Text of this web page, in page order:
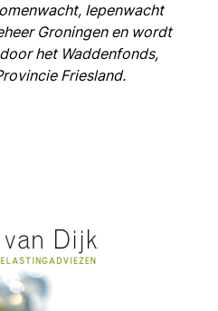
Iepenwacht
Groningen en wordt
het Waddenfonds,
Friesland.